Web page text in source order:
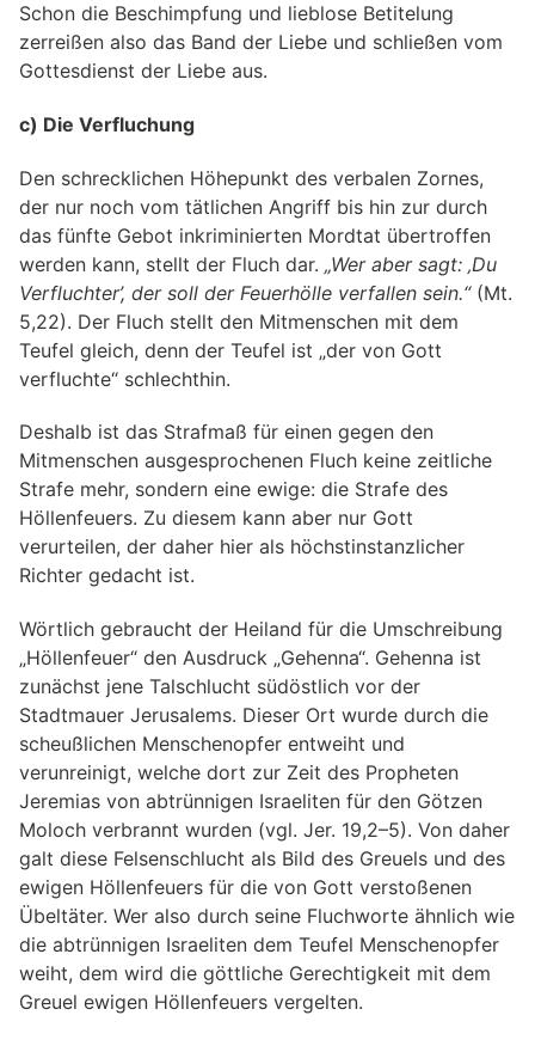
Schon die Beschimpfung und lieblose Betitelung
zerreißen also das Band der Liebe und schließen vom
Gottesdienst der Liebe aus.
c) Die Verfluchung
Den schrecklichen Höhepunkt des verbalen Zornes,
der nur noch vom tätlichen Angriff bis hin zur durch
das fünfte Gebot inkriminierten Mordtat übertroffen
werden kann, stellt der Fluch dar. „Wer aber sagt: ‚Du
Verfluchter’, der soll der Feuerhölle verfallen sein.“(Mt.
5,22). Der Fluch stellt den Mitmenschen mit dem
Teufel gleich, denn der Teufel ist „der von Gott
verfluchte“ schlechthin.
Deshalb ist das Strafmaß für einen gegen den
Mitmenschen ausgesprochenen Fluch keine zeitliche
Strafe mehr, sondern eine ewige: die Strafe des
Höllenfeuers. Zu diesem kann aber nur Gott
verurteilen, der daher hier als höchstinstanzlicher
Richter gedacht ist.
Wörtlich gebraucht der Heiland für die Umschreibung
„Höllenfeuer“ den Ausdruck „Gehenna“. Gehenna ist
zunächst jene Talschlucht südöstlich vor der
Stadtmauer Jerusalems. Dieser Ort wurde durch die
scheußlichen Menschenopfer entweiht und
verunreinigt, welche dort zur Zeit des Propheten
Jeremias von abtrünnigen Israeliten für den Götzen
Moloch verbrannt wurden (vgl. Jer. 19,2–5). Von daher
galt diese Felsenschlucht als Bild des Greuels und des
ewigen Höllenfeuers für die von Gott verstoßenen
Übeltäter. Wer also durch seine Fluchworte ähnlich wie
die abtrünnigen Israeliten dem Teufel Menschenopfer
weiht, dem wird die göttliche Gerechtigkeit mit dem
Greuel ewigen Höllenfeuers vergelten.